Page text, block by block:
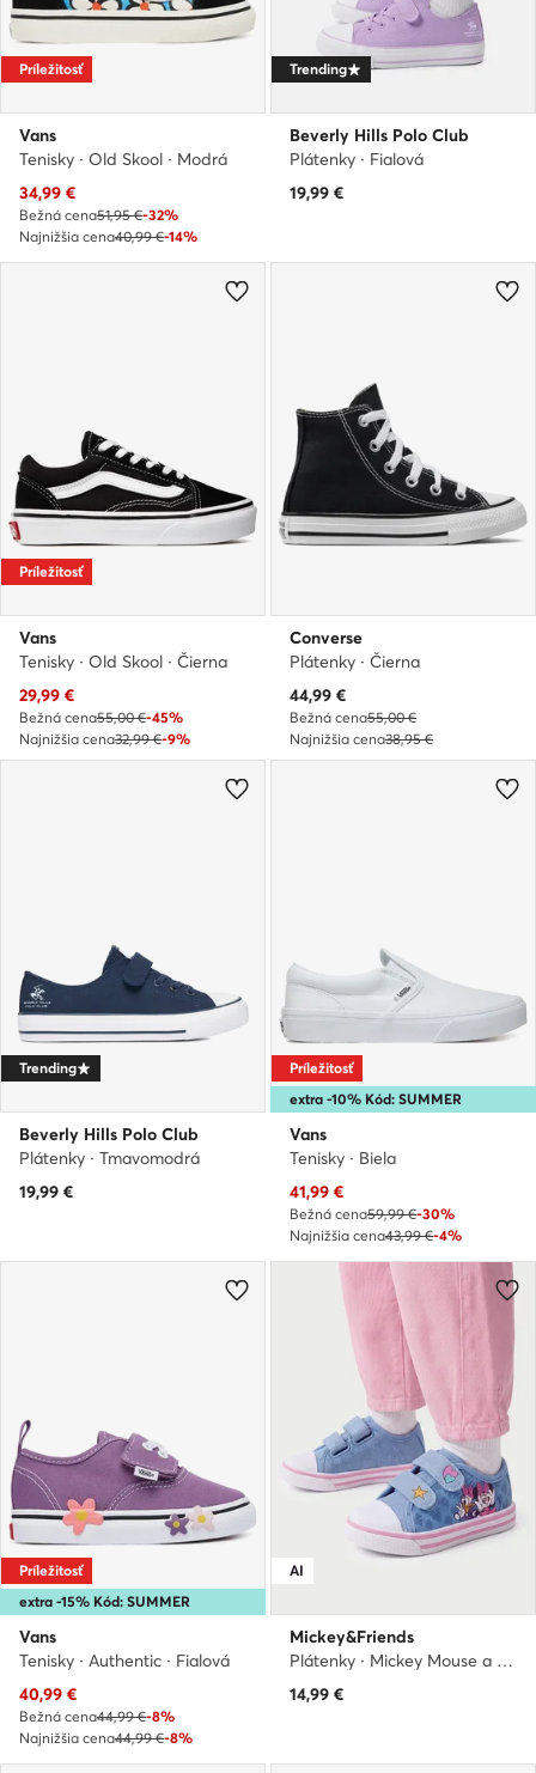
Príležitosť
Vans
Tenisky · Old Skool · Modrá
Aktuálna cena
34,99 €
Bežná cena51,95 €-32%
Najnižšia cena40,99 €-14%
Trending
Beverly Hills Polo Club
Plátenky · Fialová
19,99 €
Príležitosť
Vans
Tenisky · Old Skool · Čierna
Aktuálna cena
29,99 €
Bežná cena55,00 €-45%
Najnižšia cena32,99 €-9%
Converse
Plátenky · Čierna
Aktuálna cena
44,99 €
Bežná cena55,00 €
Najnižšia cena38,95 €
Trending
Beverly Hills Polo Club
Plátenky · Tmavomodrá
19,99 €
extra -10% Kód: SUMMER
Príležitosť
Vans
Tenisky · Biela
Aktuálna cena
41,99 €
Bežná cena59,99 €-30%
Najnižšia cena43,99 €-4%
extra -15% Kód: SUMMER
Príležitosť
Vans
Tenisky · Authentic · Fialová
Aktuálna cena
40,99 €
Bežná cena44,99 €-8%
Najnižšia cena44,99 €-8%
AI
Mickey&Friends
Plátenky · Mickey Mouse a priatelia · Modrá
14,99 €